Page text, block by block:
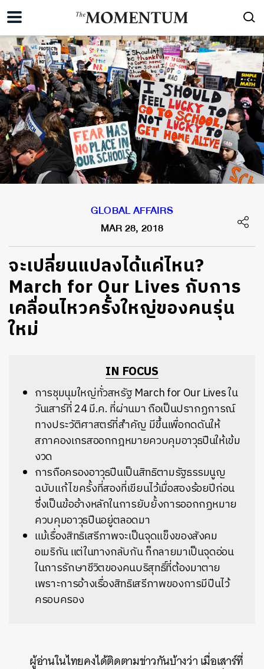
GLOBAL AFFAIRS
MAR 28, 2018
จะเปลี่ยนแปลงได้แค่ไหน?
March for Our Lives กับการ
เคลื่อนไหวครั้งใหญ่ของคนรุ่น
ใหม่
IN FOCUS
การชุมนุมใหญ่ทั่วสหรัฐ March for Our Lives ใน
วันเสาร์ที่ 24 มี.ค. ที่ผ่านมา ถือเป็นปรากฏการณ์
ทางประวัติศาสตร์ที่สำคัญ มีขึ้นเพื่อกดดันให้
สภาคองเกรสออกกฎหมายควบคุมอาวุธปืนให้เข้ม
งวด
การถือครองอาวุธปืนเป็นสิทธิตามรัฐธรรมนูญ
ฉบับแก้ไขครั้งที่สองที่เขียนไว้เมื่อสองร้อยปีก่อน
ซึ่งเป็นข้ออ้างหลักในการยับยั้งการออกกฏหมาย
ควบคุมอาวุธปืนอยู่ตลอดมา
แม้เรื่องสิทธิเสรีภาพจะเป็นจุดแข็งของสังคม
อเมริกัน แต่ในทางกลับกัน ก็กลายมาเป็นจุดอ่อน
ในการรักษาชีวิตของคนบริสุทธิ์ที่ต้องมาตาย
เพราะการอ้างเรื่องสิทธิเสรีภาพของการมีปืนไว้
ครอบครอง
ผู้อ่านในไทยคงได้ติดตามข่าวกันบ้างว่า เมื่อเสาร์ที่